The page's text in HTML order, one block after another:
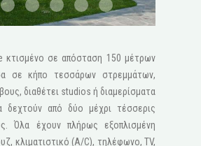
8 9 10 11 12
κτισμένο σε απόσταση 150 μέτρων
σε κήπο τεσσάρων στρεμμάτων,
διαθέτει studios ή διαμερίσματα
δεχτούν από δύο μέχρι τέσσερις
Όλα έχουν πλήρως εξοπλισμένη
κλιματιστικό (A/C), τηλέφωνο, ΤV,